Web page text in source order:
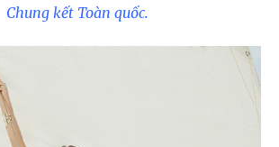
Chung kết Toàn quốc.